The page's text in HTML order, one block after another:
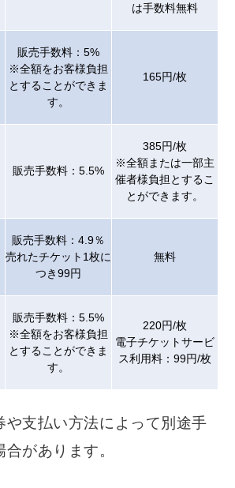
は手数料無料
販売手数料：5%
※全額をお客様負担
とすることができま
す。
165円/枚
販売手数料：5.5%
385円/枚
※全額または一部主
催者様負担とするこ
とができます。
販売手数料：4.9％
売れたチケット1枚に
つき99円
無料
販売手数料：5.5%
※全額をお客様負担
とすることができま
す。
220円/枚
電子チケットサービ
ス利用料：99円/枚
支払い方法によって別途手
があります。